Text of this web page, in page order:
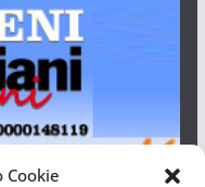
Cookie